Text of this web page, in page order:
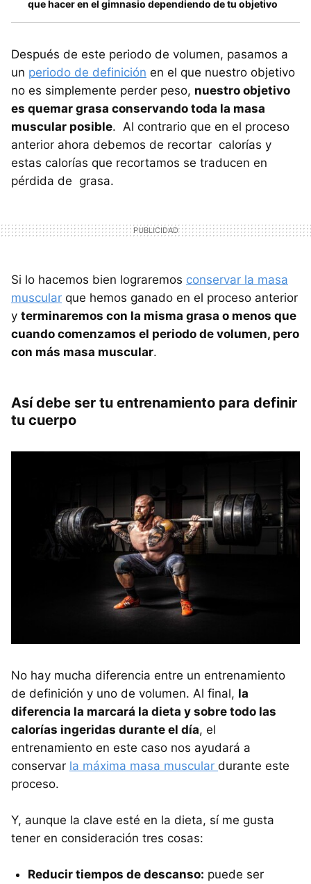
que hacer en el gimnasio dependiendo de tu objetivo
Después de este periodo de volumen, pasamos a
un periodo de definición en el que nuestro objetivo
no es simplemente perder peso, nuestro objetivo
es quemar grasa conservando toda la masa
muscular posible. Al contrario que en el proceso
anterior ahora debemos de recortar calorías y
estas calorías que recortamos se traducen en
pérdida de grasa.
Si lo hacemos bien lograremos conservar la masa
muscular que hemos ganado en el proceso anterior
y terminaremos con la misma grasa o menos que
cuando comenzamos el periodo de volumen, pero
con más masa muscular.
Así debe ser tu entrenamiento para definir
tu cuerpo
No hay mucha diferencia entre un entrenamiento
de definición y uno de volumen. Al final, la
diferencia la marcará la dieta y sobre todo las
calorías ingeridas durante el día, el
entrenamiento en este caso nos ayudará a
conservar la máxima masa muscular durante este
proceso.
Y, aunque la clave esté en la dieta, sí me gusta
tener en consideración tres cosas:
Reducir tiempos de descanso: puede ser